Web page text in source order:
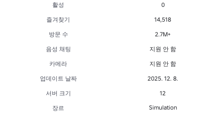
활성
0
즐겨찾기
14,518
방문 수
2.7M+
음성 채팅
지원 안 함
카메라
지원 안 함
업데이트 날짜
2025. 12. 8.
서버 크기
12
장르
Simulation